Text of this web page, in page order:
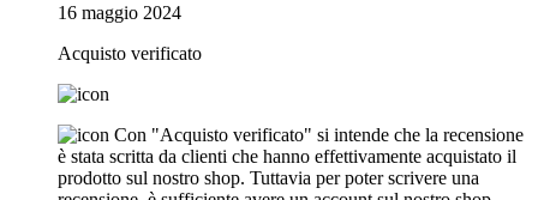
16 maggio 2024
Acquisto verificato
Con "Acquisto verificato" si intende che la recensione
è stata scritta da clienti che hanno effettivamente acquistato il
prodotto sul nostro shop. Tuttavia per poter scrivere una